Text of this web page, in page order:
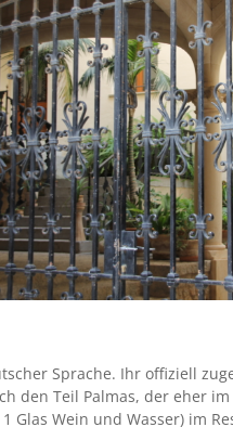
Sprache. Ihr offiziell
den Teil Palmas, der eher
Glas Wein und Wasser) im